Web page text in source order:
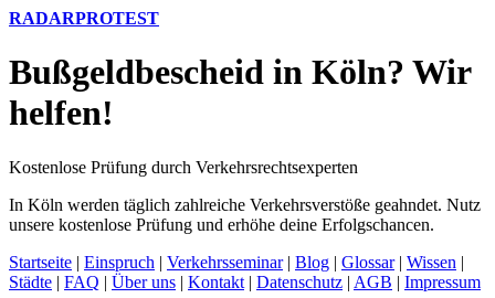
RADARPROTEST
Bußgeldbescheid in Köln? Wir
helfen!
Kostenlose Prüfung durch Verkehrsrechtsexperten
In Köln werden täglich zahlreiche Verkehrsverstöße geahndet. Nutz
unsere kostenlose Prüfung und erhöhe deine Erfolgschancen.
Startseite | Einspruch | Verkehrsseminar| Blog | Glossar| Wissen |
Städte | FAQ | Über uns | Kontakt | Datenschutz | AGB | Impressum